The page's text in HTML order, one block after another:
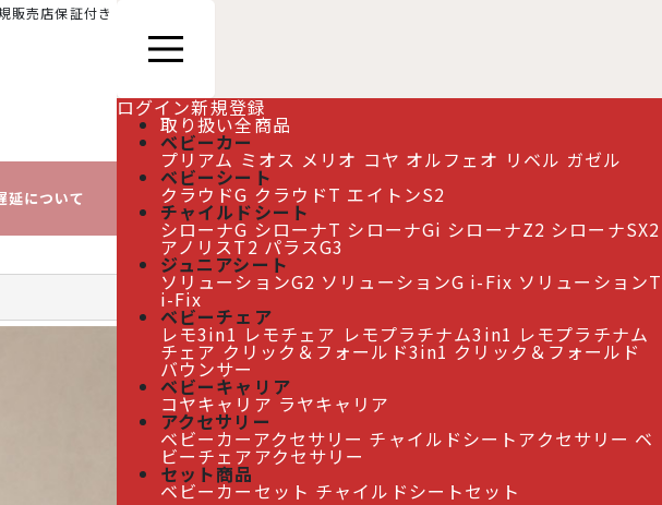
販売店保証付き
ログイン新規登録
取り扱い全商品
ベビーカー
プリアム ミオス メリオ コヤ オルフェオ リベル ガゼル
ベビーシート
クラウドG クラウドT エイトンS2
チャイルドシート
シローナG シローナT シローナGi シローナZ2 シローナSX2
アノリスT2 パラスG3
ジュニアシート
ソリューションG2 ソリューションG i-Fix ソリューションT
i-Fix
ベビーチェア
レモ3in1 レモチェア レモプラチナム3in1 レモプラチナム
チェア クリック＆フォールド3in1 クリック＆フォールド
バウンサー
ベビーキャリア
コヤキャリア ラヤキャリア
アクセサリー
ベビーカーアクセサリー チャイルドシートアクセサリー ベ
ビーチェアアクセサリー
セット商品
ベビーカーセット チャイルドシートセット
について